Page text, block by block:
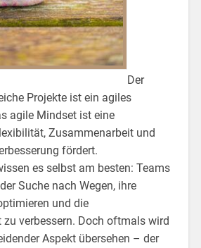
Der
Projekte ist ein agiles
agile Mindset ist eine
Zusammenarbeit und
fördert.
es selbst am besten: Teams
Suche nach Wegen, ihre
und die
verbessern. Doch oftmals wird
Aspekt übersehen – der